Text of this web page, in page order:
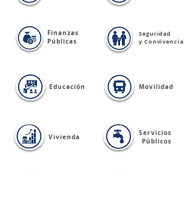
Finanzas
Públicas
Seguridad
y Convivencia
Educación Movilidad
Vivienda
Servicios
Públicos